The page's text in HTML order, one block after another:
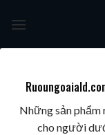
TRANG CHỦ
Những sản phẩm
cho người